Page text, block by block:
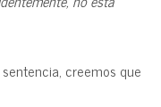
creemos que